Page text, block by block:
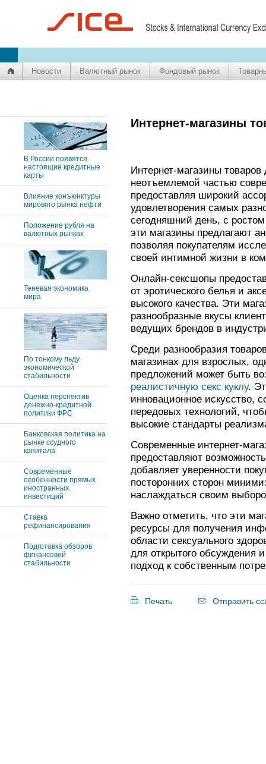
Новости Валютный рынок Фондовый рынок
В России появятся
настоящие кредитные
карты
Влияние конъюнктуры
мирового рынка нефти
Положение рубля на
валютных рынках
Теневая экономика
мира
По тонкому льду
экономической
стабильности
Оценка перспектив
денежно-кредитной
политики ФРС
Банковская политика на
рынке ссудного
капитала
Современные
особенности прямых
иностранных
инвестиций
Ставка
рефинансирования
Подготовка обзоров
финансовой
стабильности
Интернет-магазины
Интернет-магазины
неотъемлемой частью
предоставляя широкий
удовлетворения самых
сегодняшний день, с
эти магазины предлагают
позволяя покупателям
своей интимной жизни в
Онлайн-сексшопы
от эротического белья и
высокого качества. Эти
разнообразные вкусы
ведущих брендов в
Среди разнообразия
магазинах для взрослых,
предложений может быть
реалистичную секс куклу.
инновационное искусство,
передовых технологий,
высокие стандарты
Современные интернет-
предоставляют
добавляет уверенности
посторонних сторон
наслаждаться своим
Важно отметить, что эти
ресурсы для получения
области сексуального
для открытого обсуждения
подход к собственным
Печать Отправить